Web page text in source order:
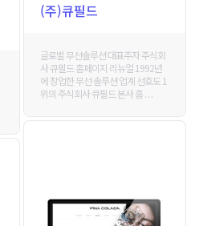
(주)큐필드
글로벌 무선솔루션 대표주자 주식회
사 큐필드 홈페이지 리뉴얼 1992년
에 창업한 무선 솔루션 업계 선호도 1
위의 주식회사 큐필드 본사 홈 . . .